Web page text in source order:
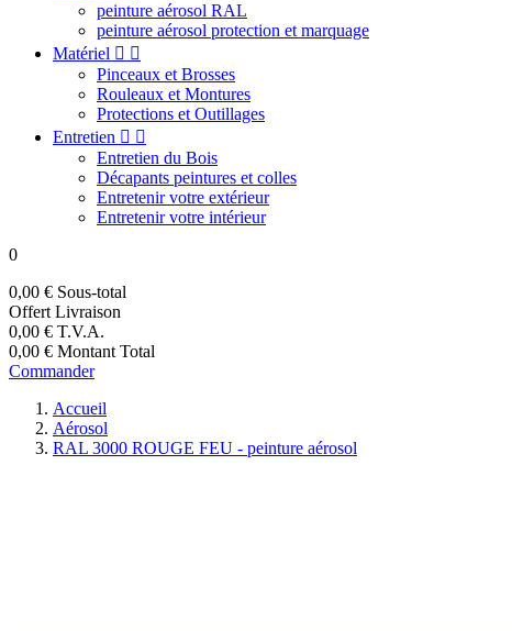
peinture aérosol RAL
peinture aérosol protection et marquage
Matériel  
Pinceaux et Brosses
Rouleaux et Montures
Protections et Outillages
Entretien  
Entretien du Bois
Décapants peintures et colles
Entretenir votre extérieur
Entretenir votre intérieur
0
0,00 € Sous-total
Offert Livraison
0,00 € T.V.A.
0,00 € Montant Total
Commander
Accueil
Aérosol
RAL 3000 ROUGE FEU - peinture aérosol